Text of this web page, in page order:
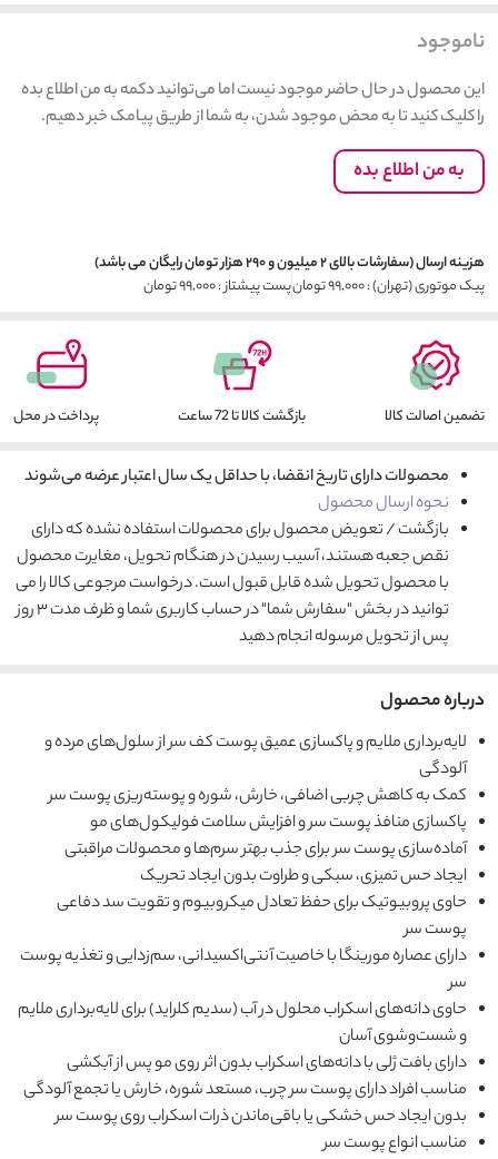
ناموجود
این محصول در حال حاضر موجود نیست اما می‌توانید دکمه به من اطلاع بده
را کلیک کنید تا به محض موجود شدن، به شما از طریق پیامک خبر دهیم.
به من اطلاع بده
هزینه ارسال (سفارشات بالای ۲ میلیون و ۲۹۰ هزار تومان رایگان می باشد)
پیک موتوری (تهران) : ۹۹,۰۰۰ تومان
پست پیشتاز : ۹۹,۰۰۰ تومان
تضمین اصالت کالا بازگشت کالا تا 72 ساعت پرداخت در محل
محصولات دارای تاریخ انقضا، با حداقل یک سال اعتبار عرضه می‌شوند
نحوه ارسال محصول
بازگشت / تعویض محصول برای محصولات استفاده نشده که دارای
نقص جعبه هستند، آسیب رسیدن در هنگام تحویل، مغایرت محصول
با محصول تحویل شده قابل قبول است. درخواست مرجوعی کالا را می
توانید در بخش "سفارش شما" در حساب کاربری شما و ظرف مدت ۳ روز
پس از تحویل مرسوله انجام دهید
درباره محصول
لایه‌برداری ملایم و پاکسازی عمیق پوست کف سر از سلول‌های مرده و
آلودگی‌
کمک به کاهش چربی اضافی، خارش، شوره و پوسته‌ریزی پوست سر
پاکسازی منافذ پوست سر و افزایش سلامت فولیکول‌های مو
آماده‌سازی پوست سر برای جذب بهتر سرم‌ها و محصولات مراقبتی
ایجاد حس تمیزی، سبکی و طراوت بدون ایجاد تحریک
حاوی پروبیوتیک برای حفظ تعادل میکروبیوم و تقویت سد دفاعی
پوست سر
دارای عصاره مورینگا با خاصیت آنتی‌اکسیدانی، سم‌زدایی و تغذیه پوست
سر
حاوی دانه‌های اسکراب محلول در آب (سدیم کلراید) برای لایه‌برداری ملایم
و شست‌وشوی آسان
دارای بافت ژلی با دانه‌های اسکراب بدون اثر روی مو پس از آبکشی
مناسب افراد دارای پوست سر چرب، مستعد شوره، خارش یا تجمع آلودگی
بدون ایجاد حس خشکی یا باقی‌ماندن ذرات اسکراب روی پوست سر
مناسب انواع پوست سر